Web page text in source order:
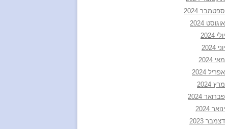
ספטמבר 2024
אוגוסט 2024
יולי 2024
יוני 2024
מאי 2024
אפריל 2024
מרץ 2024
פברואר 2024
ינואר 2024
דצמבר 2023